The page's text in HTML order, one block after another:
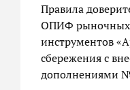
Правила
ОПИФ рыночных
инструментов
сбережения с
дополнениями